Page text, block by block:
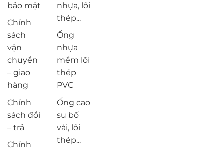
bảo mật
Chính
sách
vận
chuyển
– giao
hàng
Chính
sách đổi
– trả
Chính
nhựa, lõi
thép...
Ống
nhựa
mềm lõi
thép
PVC
Ống cao
su bố
vải, lõi
thép...